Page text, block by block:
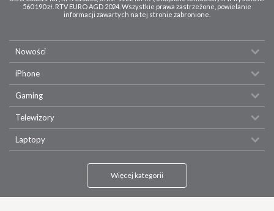
560 190 zł. RTV EURO AGD 2024. Wszystkie prawa zastrzeżone, powielanie
informacji zawartych na tej stronie zabronione.
Nowości
iPhone
Gaming
Telewizory
Laptopy
Więcej kategorii